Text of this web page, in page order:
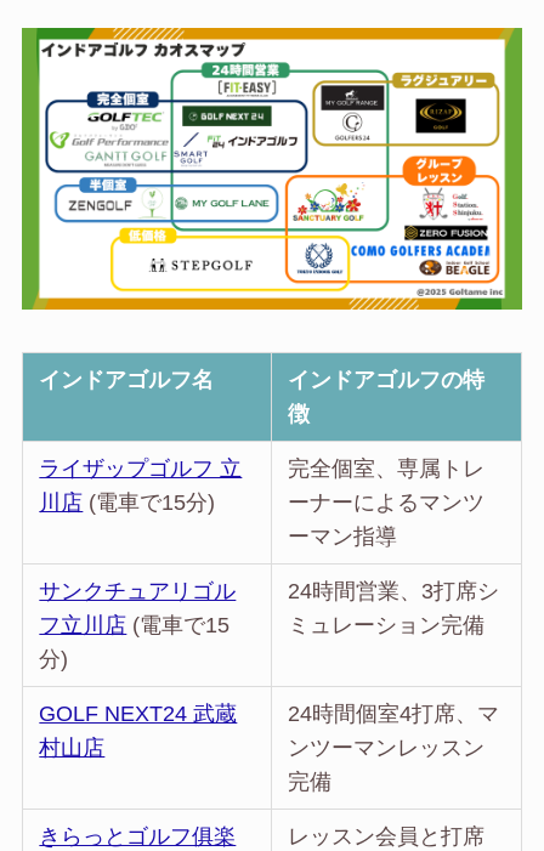
インドアゴルフ名
インドアゴルフの特
徴
ライザップゴルフ 立
川店 (電車で15分)
完全個室、専属トレ
ーナーによるマンツ
ーマン指導
サンクチュアリゴル
フ立川店 (電車で15
分)
24時間営業、3打席シ
ミュレーション完備
GOLF NEXT24 武蔵
村山店
24時間個室4打席、マ
ンツーマンレッスン
完備
きらっとゴルフ俱楽
レッスン会員と打席